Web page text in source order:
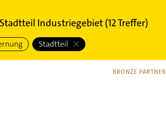
Industriegebiet(12Treffer)
Stadtteil
BRONZE PARTNER